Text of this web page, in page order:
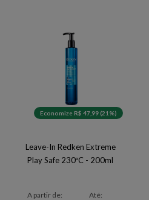
Economize R$ 47,99 (21%)
Leave-In Redken Extreme
Play Safe 230ºC - 200ml
A partir de:
Até: